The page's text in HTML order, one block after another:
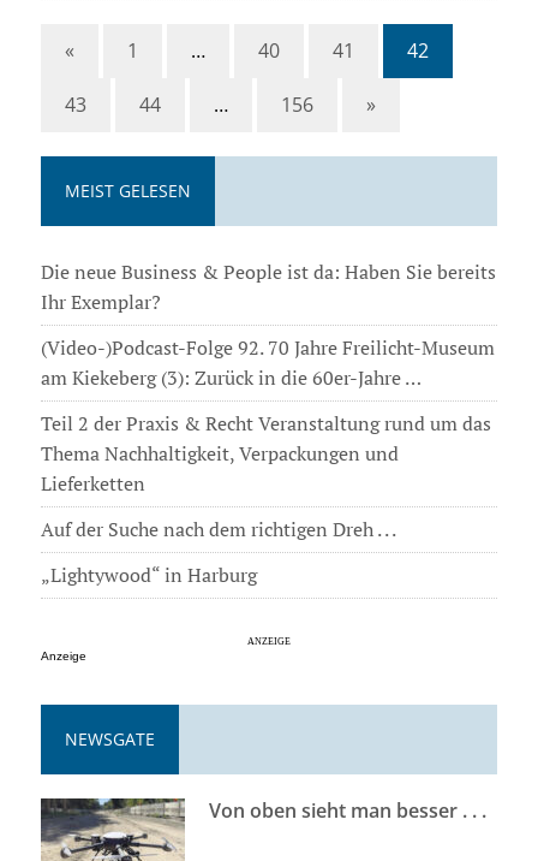
« 1 … 40 41 42
43 44 … 156 »
MEIST GELESEN
Die neue Business & People ist da: Haben Sie bereits
Ihr Exemplar?
(Video-)Podcast-Folge 92. 70 Jahre Freilicht-Museum
am Kiekeberg (3): Zurück in die 60er-Jahre …
Teil 2 der Praxis & Recht Veranstaltung rund um das
Thema Nachhaltigkeit, Verpackungen und
Lieferketten
Auf der Suche nach dem richtigen Dreh . . .
„Lightywood“ in Harburg
Anzeige
NEWSGATE
Von oben sieht man besser . . .